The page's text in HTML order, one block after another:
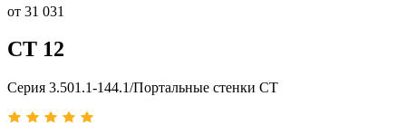
от 31 031
СТ 12
Серия 3.501.1-144.1/Портальные стенки СТ